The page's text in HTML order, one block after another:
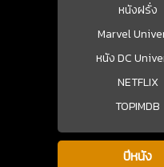
หนังฝรั่ง
Marvel
หนัง DC
NETFLIX
TOPIMDB
ปีหนัง